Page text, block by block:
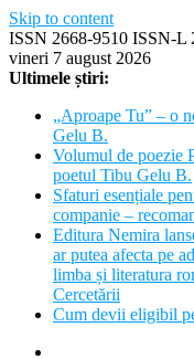
Skip to content
ISSN 2668-9510 ISSN-L
vineri 7 august 2026
Ultimele știri:
„Aproape Tu” – o
Gelu B.
Volumul de poezie
poetul Tibu Gelu B.
Sfaturi esențiale
companie –
Editura Nemira
ar putea afecta pe
limba și literatura
Cercetării
Cum devii eligibil